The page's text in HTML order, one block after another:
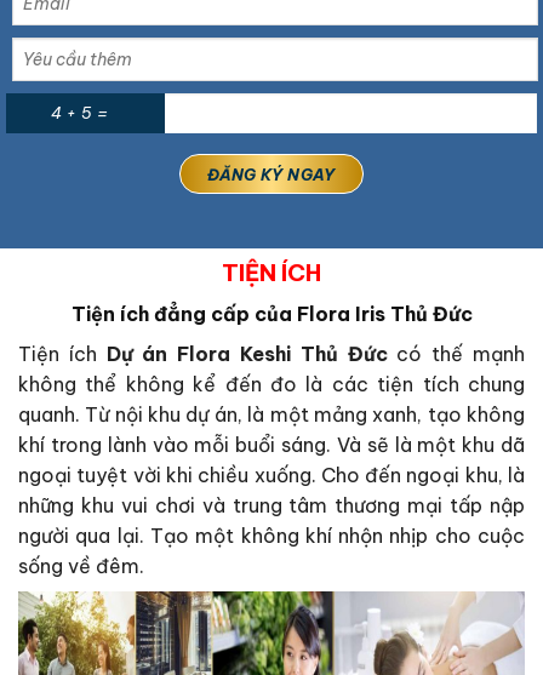
4 + 5 =
TIỆN ÍCH
Tiện ích đẳng cấp của Flora Iris Thủ Đức
Tiện ích Dự án Flora Keshi Thủ Đứccó thế mạnh
không thể không kể đến đo là các tiện tích chung
quanh. Từ nội khu dự án, là một mảng xanh, tạo không
khí trong lành vào mỗi buổi sáng. Và sẽ là một khu dã
ngoại tuyệt vời khi chiều xuống. Cho đến ngoại khu, là
những khu vui chơi và trung tâm thương mại tấp nập
người qua lại. Tạo một không khí nhộn nhịp cho cuộc
sống về đêm.